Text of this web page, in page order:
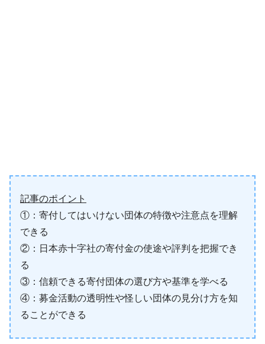
記事のポイント
①：寄付してはいけない団体の特徴や注意点を理解
できる
②：日本赤十字社の寄付金の使途や評判を把握でき
る
③：信頼できる寄付団体の選び方や基準を学べる
④：募金活動の透明性や怪しい団体の見分け方を知
ることができる